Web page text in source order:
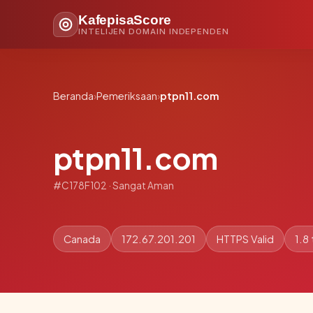
KafepisaScore
INTELIJEN DOMAIN INDEPENDEN
Beranda›Pemeriksaan›ptpn11.com
ptpn11.com
#C178F102 · Sangat Aman
Canada 172.67.201.201 HTTPS Valid 1.8